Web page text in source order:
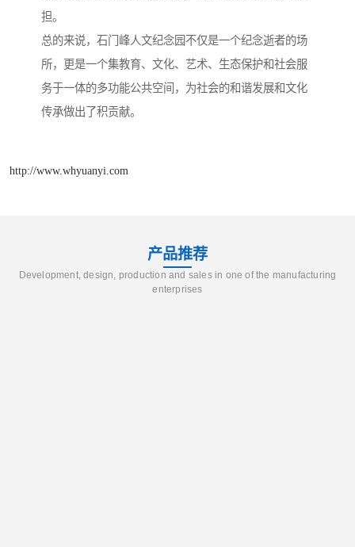
担。
总的来说，石门峰人文纪念园不仅是一个纪念逝者的场
所，更是一个集教育、文化、艺术、生态保护和社会服
务于一体的多功能公共空间，为社会的和谐发展和文化
传承做出了积贡献。
http://www.whyuanyi.com
产品推荐
Development, design, production and sales in one of the manufacturing
enterprises